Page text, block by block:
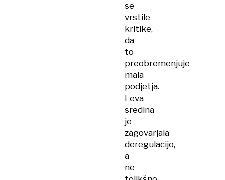
se
vrstile
kritike,
da
to
preobremenjuje
mala
podjetja.
Leva
sredina
je
zagovarjala
deregulacijo,
a
ne